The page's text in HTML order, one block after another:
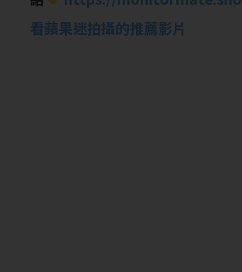
看蘋果迷拍攝的推薦影片